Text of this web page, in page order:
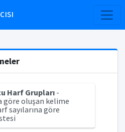
Harf Grupları-
göre oluşan kelime
sayılarına göre